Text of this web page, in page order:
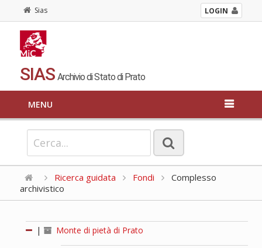
Sias LOGIN
SIAS Archivio di Stato di Prato
MENU
Ricerca guidata Fondi
Complesso
archivistico
| Monte di pietà di Prato